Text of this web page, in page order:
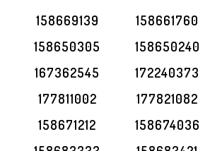
158669139 158661760
158650305 158650240
167362545 172240373
177811002 177821082
158671212 158674036